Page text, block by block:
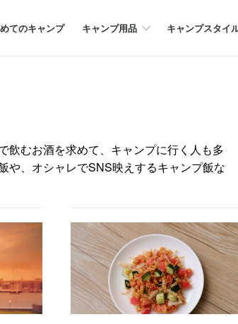
てのキャンプ キャンプ用品 キャンプスタイ
飲むお酒を求めて、キャンプに行く人も多
や、オシャレでSNS映えするキャンプ飯な